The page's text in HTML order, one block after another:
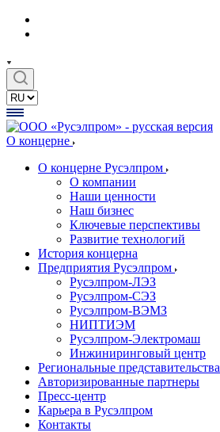
О концерне
О концерне Русэлпром
О компании
Наши ценности
Наш бизнес
Ключевые перспективы
Развитие технологий
История концерна
Предприятия Русэлпром
Русэлпром-ЛЭЗ
Русэлпром-СЭЗ
Русэлпром-ВЭМЗ
НИПТИЭМ
Русэлпром-Электромаш
Инжиниринговый центр
Региональные представительства
Авторизированные партнеры
Пресс-центр
Карьера в Русэлпром
Контакты